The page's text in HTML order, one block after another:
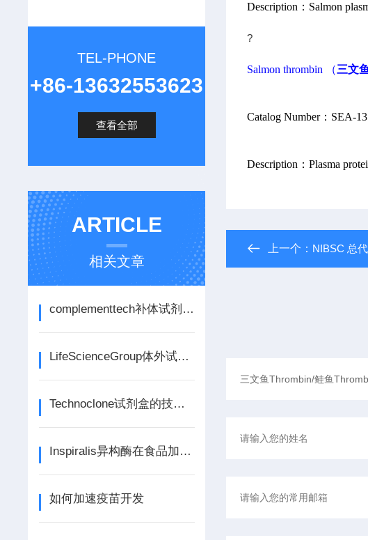
TEL-PHONE
+86-13632553623
查看全部
ARTICLE
相关文章
complementtech补体试剂的作用体现在哪些方面？
LifeScienceGroup体外试剂的技术优势体现在哪些方面？
Technoclone试剂盒的技术优势体现在哪些方面？
Inspiralis异构酶在食品加工中的应用
如何加速疫苗开发
Description：Salmon
?
Salmon thrombin （三文
Catalog Number：SEA-
Description：Plasma
上一个： NIBSC 总